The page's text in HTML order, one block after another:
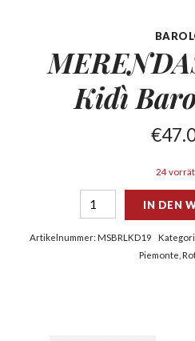
Kidì
€
24
IN DEN
Artikelnummer:MSBRLKD19
Piemonte